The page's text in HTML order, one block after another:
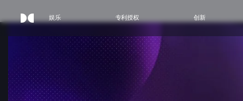
娱乐 专利授权 创新